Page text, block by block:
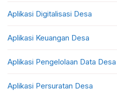
Aplikasi Digitalisasi Desa
Aplikasi Keuangan Desa
Aplikasi Pengelolaan Data Desa
Aplikasi Persuratan Desa